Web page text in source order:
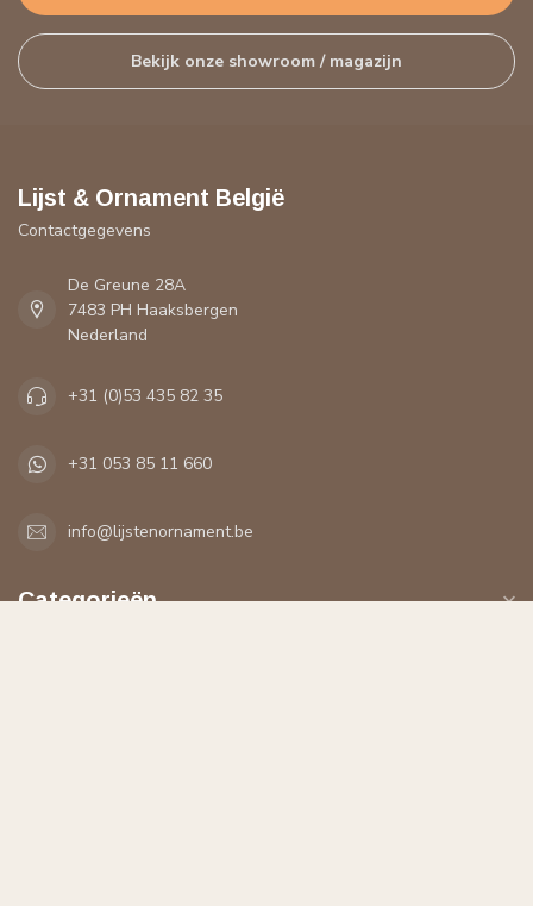
Bekijk onze showroom / magazijn
Lijst & Ornament België
Contactgegevens
De Greune 28A
7483 PH Haaksbergen
Nederland
+31 (0)53 435 82 35
+31 053 85 11 660
info@lijstenornament.be
Categorieën